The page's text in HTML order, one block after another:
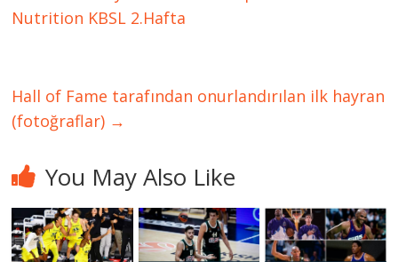
Nutrition KBSL 2.Hafta
Hall of Fame tarafından onurlandırılan ilk hayran
(fotoğraflar) →
You May Also Like